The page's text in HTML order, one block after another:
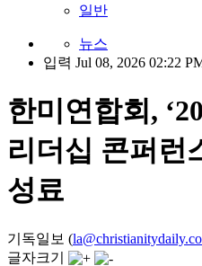
일반
뉴스
입력 Jul 08, 2026 02:22
한미연합회,
리더십 콘퍼런
성료
기독일보 (
글자크기